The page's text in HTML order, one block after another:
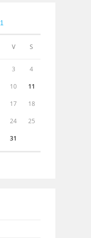
V S
3 4
10 11
17 18
24 25
31